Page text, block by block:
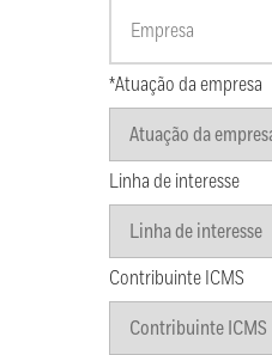
*Atuação da empresa
Linha de interesse
Contribuinte ICMS